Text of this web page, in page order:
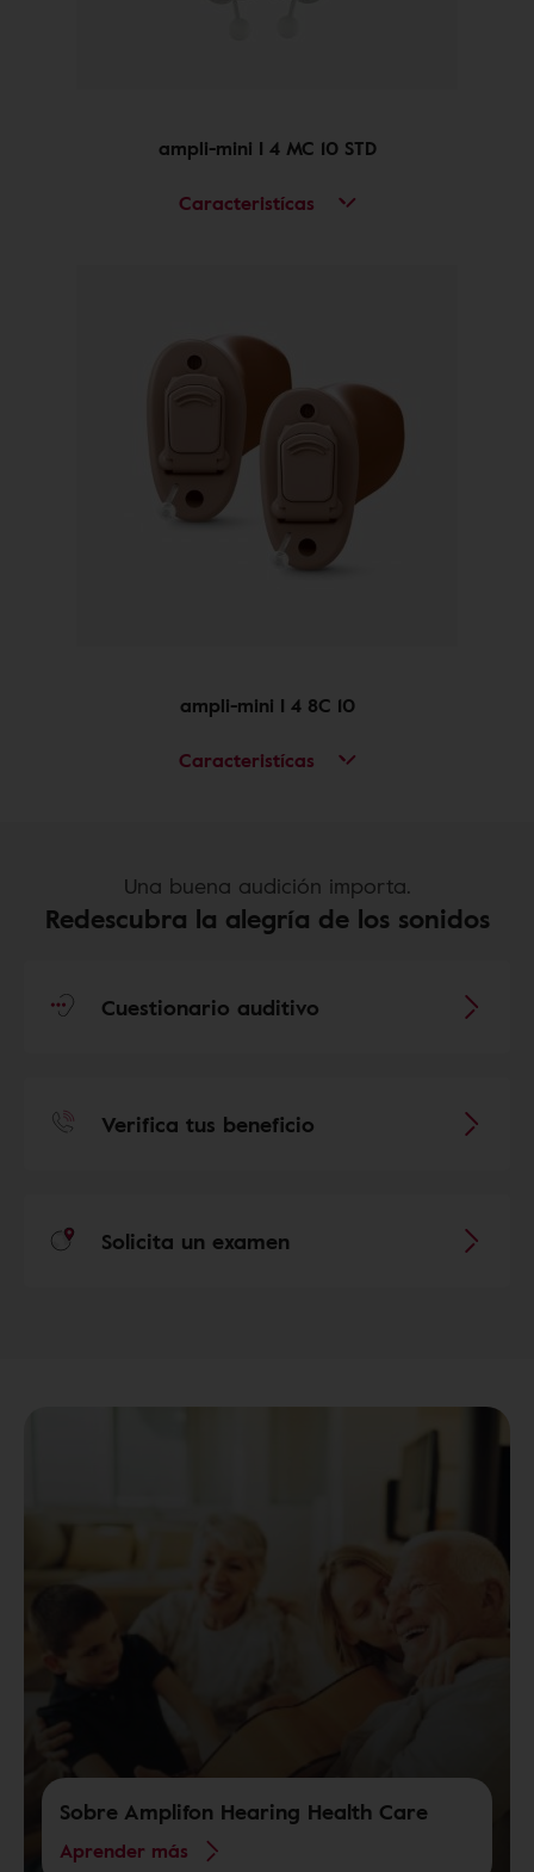
ampli-mini I 4 MC 10 STD
Caracteristícas
ampli-mini I 4 8C 10
Caracteristícas
Una buena audición importa.
Redescubra la alegría de los sonidos
Cuestionario auditivo
Verifica tus beneficio
Solicita un examen
Sobre Amplifon Hearing Health Care
Aprender más